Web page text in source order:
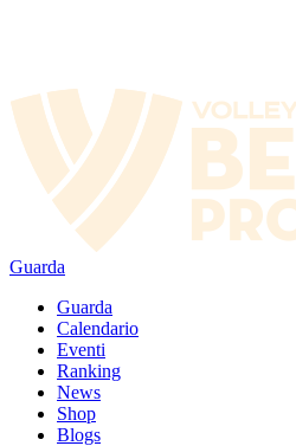
Guarda
Guarda
Calendario
Eventi
Ranking
News
Shop
Blogs